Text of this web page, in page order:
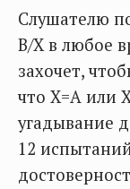
Слушателю
В/Х в любое
захочет,
что Х=А или
угадывание
12